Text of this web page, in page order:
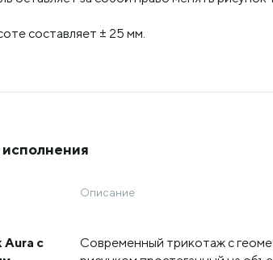
составляет ± 25 мм.
Описание
Aura с
Современный трикотаж с